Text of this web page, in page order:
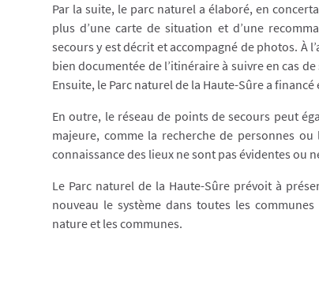
Par la suite, le parc naturel a élaboré, en
plus d’une carte de situation et d’une
secours y est décrit et accompagné de photos. À
bien documentée de l’itinéraire à suivre en cas
Ensuite, le Parc naturel de la Haute-Sûre a
En outre, le réseau de points de secours peut
majeure, comme la recherche de personnes
connaissance des lieux ne sont pas évidentes ou
Le Parc naturel de la Haute-Sûre prévoit à
nouveau le système dans toutes les
nature et les communes.